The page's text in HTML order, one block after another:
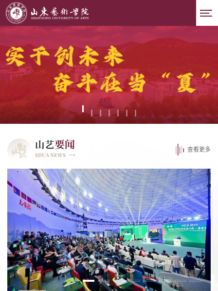
山艺要闻
SDUA NEWS
查看更多